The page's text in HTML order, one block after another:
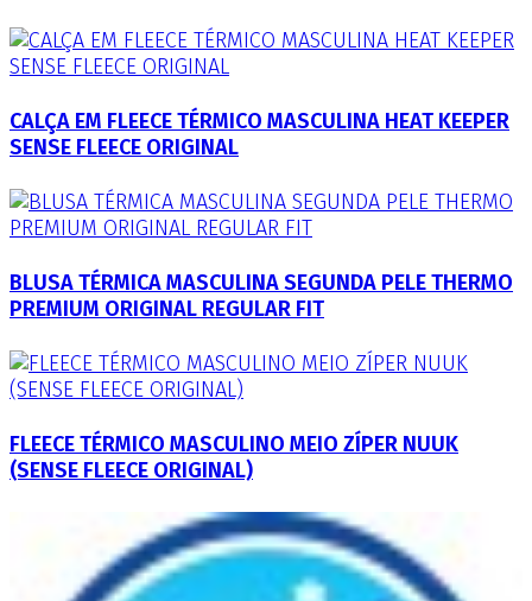
CALÇA EM FLEECE TÉRMICO MASCULINA HEAT KEEPER
SENSE FLEECE ORIGINAL
BLUSA TÉRMICA MASCULINA SEGUNDA PELE THERMO
PREMIUM ORIGINAL REGULAR FIT
FLEECE TÉRMICO MASCULINO MEIO ZÍPER NUUK
(SENSE FLEECE ORIGINAL)